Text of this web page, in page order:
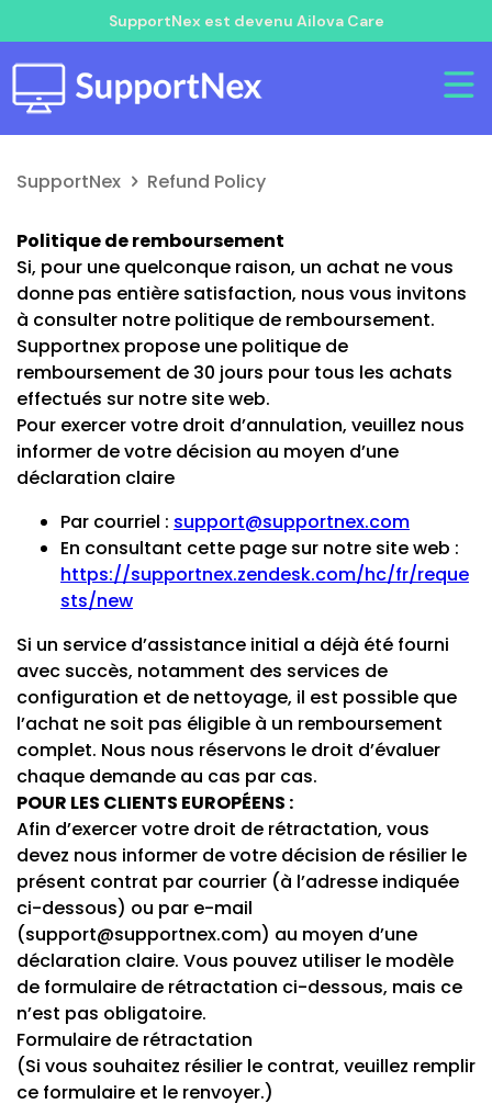
SupportNex est devenu Ailova Care
SupportNex Refund Policy
Politique de remboursement
Si, pour une quelconque raison, un achat ne vous
donne pas entière satisfaction, nous vous invitons
à consulter notre politique de remboursement.
Supportnex propose une politique de
remboursement de 30 jours pour tous les achats
effectués sur notre site web.
Pour exercer votre droit d’annulation, veuillez nous
informer de votre décision au moyen d’une
déclaration claire
Par courriel : support@supportnex.com
En consultant cette page sur notre site web :
https://supportnex.zendesk.com/hc/fr/reque
sts/new
Si un service d’assistance initial a déjà été fourni
avec succès, notamment des services de
configuration et de nettoyage, il est possible que
l’achat ne soit pas éligible à un remboursement
complet. Nous nous réservons le droit d’évaluer
chaque demande au cas par cas.
POUR LES CLIENTS EUROPÉENS :
Afin d’exercer votre droit de rétractation, vous
devez nous informer de votre décision de résilier le
présent contrat par courrier (à l’adresse indiquée
ci-dessous) ou par e-mail
(support@supportnex.com) au moyen d’une
déclaration claire. Vous pouvez utiliser le modèle
de formulaire de rétractation ci-dessous, mais ce
n’est pas obligatoire.
Formulaire de rétractation
(Si vous souhaitez résilier le contrat, veuillez remplir
ce formulaire et le renvoyer.)